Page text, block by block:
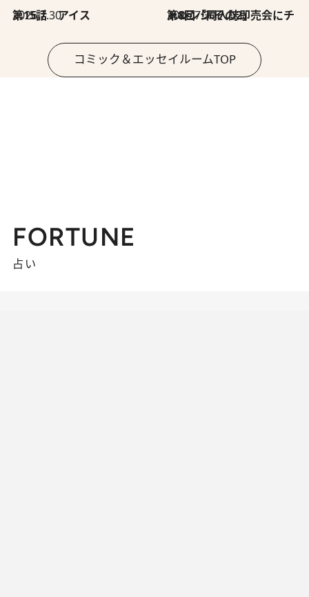
2026.7.30
第15話 アイス 2026.7.30
第8回「同人誌即売会にチャレンジ その2」
コミック＆エッセイルームTOP
FORTUNE
占い